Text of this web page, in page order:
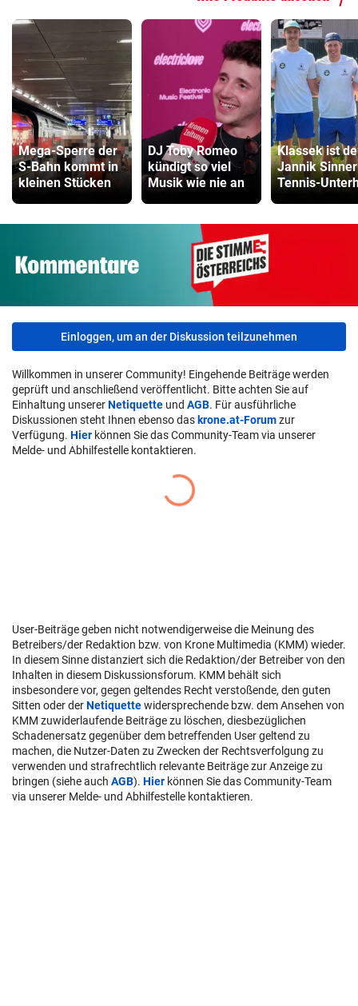
Mega-Sperre der
S-Bahn kommt in
kleinen Stücken
DJ Toby Romeo
kündigt so viel
Musik wie nie an
Klassek ist
Jannik
Tennis-
Einloggen, um an der Diskussion teilzunehmen
Willkommen in unserer Community! Eingehende Beiträge werden
geprüft und anschließend veröffentlicht. Bitte achten Sie auf
Einhaltung unsererNetiquette und AGB. Für ausführliche
Diskussionen steht Ihnen ebenso das krone.at-Forumzur
Verfügung. Hier können Sie das Community-Team via unserer
Melde- und Abhilfestelle kontaktieren.
User-Beiträge geben nicht notwendigerweise die Meinung des
Betreibers/der Redaktion bzw. von Krone Multimedia (KMM) wieder.
In diesem Sinne distanziert sich die Redaktion/der Betreiber von den
Inhalten in diesem Diskussionsforum. KMM behält sich
insbesondere vor, gegen geltendes Recht verstoßende, den guten
Sitten oder derNetiquettewidersprechende bzw. dem Ansehen von
KMM zuwiderlaufende Beiträge zu löschen, diesbezüglichen
Schadenersatz gegenüber dem betreffenden User geltend zu
machen, die Nutzer-Daten zu Zwecken der Rechtsverfolgung zu
verwenden und strafrechtlich relevante Beiträge zur Anzeige zu
bringen (siehe auch AGB). Hier können Sie das Community-Team
via unserer Melde- und Abhilfestelle kontaktieren.